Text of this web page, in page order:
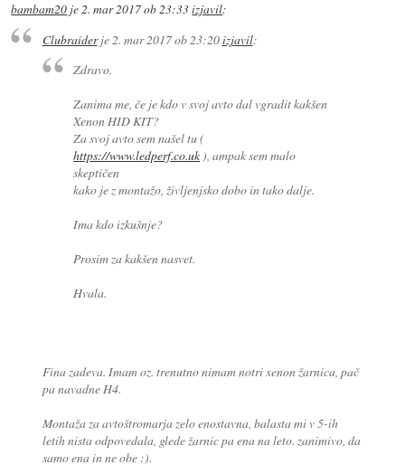
bambam20 je2. mar 2017 ob 23:33izjavil:
Clubraiderje2. mar 2017 ob 23:20izjavil:
Zdravo.
Zanima me, če je kdo v svoj avto dal vgradit kakšen
Xenon HID KIT?
Za svoj avto sem našel tu (
https://www.ledperf.co.uk ), ampak sem malo
skeptičen
kako je z montažo, življenjsko dobo in tako dalje.
Ima kdo izkušnje?
Prosim za kakšen nasvet.
Hvala.
Fina zadeva. Imam oz. trenutno nimam notri xenon žarnica, pač
pa navadne H4.
Montaža za avtoštromarja zelo enostavna, balasta mi v 5-ih
letih nista odpovedala, glede žarnic pa ena na leto. zanimivo, da
samo ena in ne obe :).